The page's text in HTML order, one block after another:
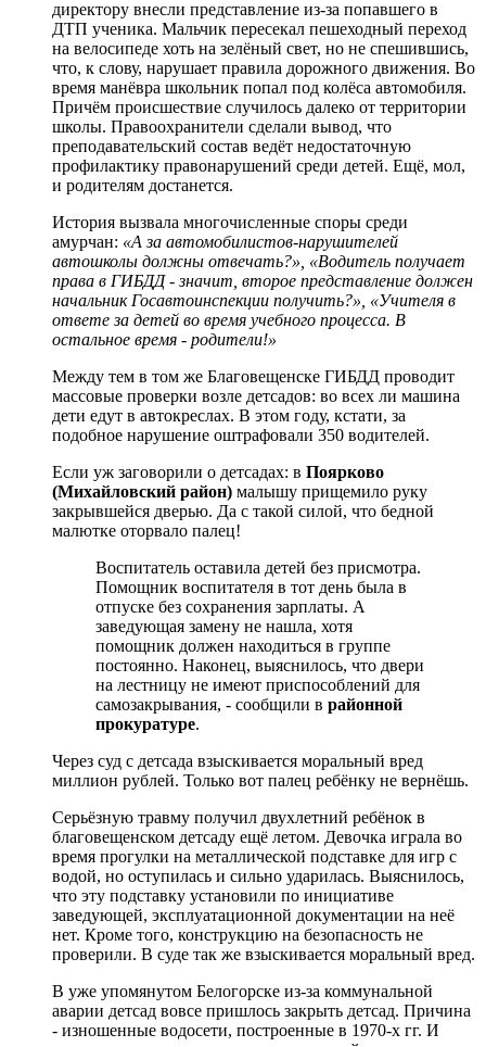
директору внесли представление из-за попавшего в
ДТП ученика. Мальчик пересекал пешеходный переход
на велосипеде хоть на зелёный свет, но не спешившись,
что, к слову, нарушает правила дорожного движения. Во
время манёвра школьник попал под колёса автомобиля.
Причём происшествие случилось далеко от территории
школы. Правоохранители сделали вывод, что
преподавательский состав ведёт недостаточную
профилактику правонарушений среди детей. Ещё, мол,
и родителям достанется.
История вызвала многочисленные споры среди
амурчан: «А за автомобилистов-нарушителей
автошколы должны отвечать?», «Водитель получает
права в ГИБДД - значит, второе представление должен
начальник Госавтоинспекции получить?», «Учителя в
ответе за детей во время учебного процесса. В
остальное время - родители!»
Между тем в том же Благовещенске ГИБДД проводит
массовые проверки возле детсадов: во всех ли машина
дети едут в автокреслах. В этом году, кстати, за
подобное нарушение оштрафовали 350 водителей.
Если уж заговорили о детсадах: в Поярково
(Михайловский район) малышу прищемило руку
закрывшейся дверью. Да с такой силой, что бедной
малютке оторвало палец!
Воспитатель оставила детей без присмотра.
Помощник воспитателя в тот день была в
отпуске без сохранения зарплаты. А
заведующая замену не нашла, хотя
помощник должен находиться в группе
постоянно. Наконец, выяснилось, что двери
на лестницу не имеют приспособлений для
самозакрывания, - сообщили в районной
прокуратуре.
Через суд с детсада взыскивается моральный вред
миллион рублей. Только вот палец ребёнку не вернёшь.
Серьёзную травму получил двухлетний ребёнок в
благовещенском детсаду ещё летом. Девочка играла во
время прогулки на металлической подставке для игр с
водой, но оступилась и сильно ударилась. Выяснилось,
что эту подставку установили по инициативе
заведующей, эксплуатационной документации на неё
нет. Кроме того, конструкцию на безопасность не
проверили. В суде так же взыскивается моральный вред.
В уже упомянутом Белогорске из-за коммунальной
аварии детсад вовсе пришлось закрыть детсад. Причина
- изношенные водосети, построенные в 1970-х гг. И